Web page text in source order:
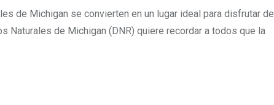
de Michigan se convierten en un lugar ideal para disfrutar de
Naturales de Michigan (DNR) quiere recordar a todos que la